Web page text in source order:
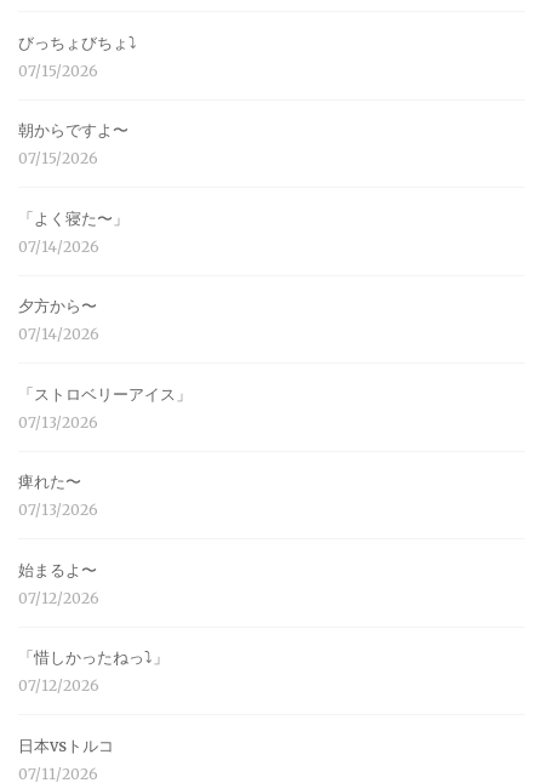
びっちょびちょ⤵︎
07/15/2026
朝からですよ〜
07/15/2026
「よく寝た〜」
07/14/2026
夕方から〜
07/14/2026
「ストロベリーアイス」
07/13/2026
痺れた〜
07/13/2026
始まるよ〜
07/12/2026
「惜しかったねっ⤵︎」
07/12/2026
日本vsトルコ
07/11/2026